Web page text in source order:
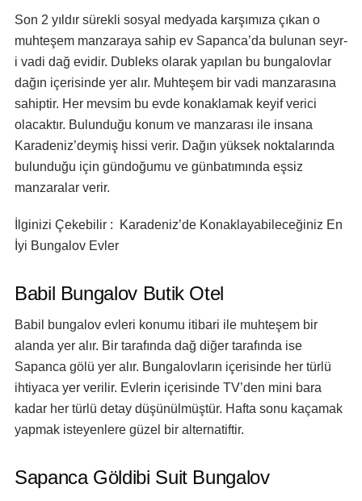
Son 2 yıldır sürekli sosyal medyada karşımıza çıkan o
muhteşem manzaraya sahip ev Sapanca’da bulunan seyr-
i vadi dağ evidir. Dubleks olarak yapılan bu bungalovlar
dağın içerisinde yer alır. Muhteşem bir vadi manzarasına
sahiptir. Her mevsim bu evde konaklamak keyif verici
olacaktır. Bulunduğu konum ve manzarası ile insana
Karadeniz’deymiş hissi verir. Dağın yüksek noktalarında
bulunduğu için gündoğumu ve günbatımında eşsiz
manzaralar verir.
İlginizi Çekebilir : Karadeniz’de Konaklayabileceğiniz En
İyi Bungalov Evler
Babil Bungalov Butik Otel
Babil bungalov evleri konumu itibari ile muhteşem bir
alanda yer alır. Bir tarafında dağ diğer tarafında ise
Sapanca gölü yer alır. Bungalovların içerisinde her türlü
ihtiyaca yer verilir. Evlerin içerisinde TV’den mini bara
kadar her türlü detay düşünülmüştür. Hafta sonu kaçamak
yapmak isteyenlere güzel bir alternatiftir.
Sapanca Göldibi Suit Bungalov